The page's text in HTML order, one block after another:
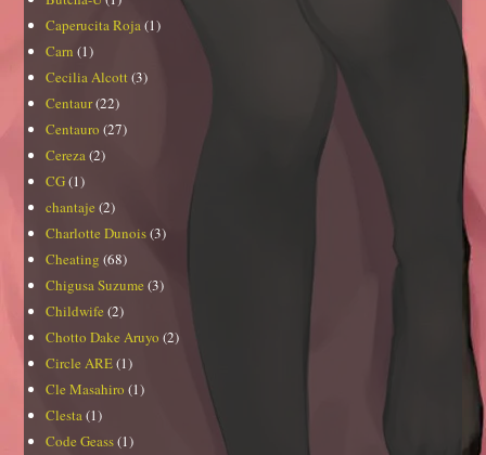
Caperucita Roja(1)
Carn (1)
Cecilia Alcott (3)
Centaur(22)
Centauro (27)
Cereza(2)
CG(1)
chantaje (2)
Charlotte Dunois(3)
Cheating (68)
Chigusa Suzume (3)
Childwife (2)
Chotto Dake Aruyo (2)
Circle ARE(1)
Cle Masahiro (1)
Clesta(1)
Code Geass(1)